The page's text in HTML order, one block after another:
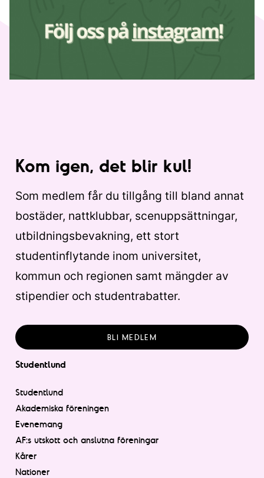
Kom igen, det blir kul!
Som medlem får du tillgång till bland annat
bostäder, nattklubbar, scenuppsättningar,
utbildningsbevakning, ett stort
studentinflytande inom universitet,
kommun och regionen samt mängder av
stipendier och studentrabatter.
BLI MEDLEM
Studentlund
Studentlund
Akademiska föreningen
Evenemang
AF:s utskott och anslutna föreningar
Kårer
Nationer